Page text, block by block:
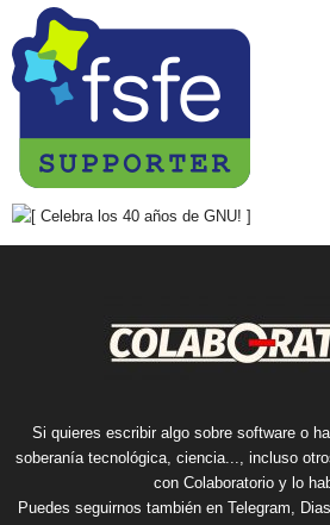
Si quieres escribir algo sobre software o
soberanía tecnológica, ciencia..., incluso
con Colaboratorio y lo
Puedes seguirnos también en Telegram,